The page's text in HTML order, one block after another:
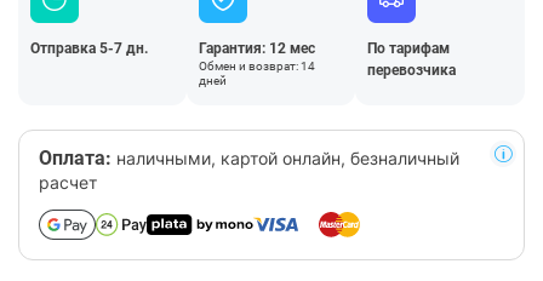
Отправка 5-7 дн. Гарантия: 12 мес
Обмен и возврат: 14
дней
По тарифам
перевозчика
Оплата: наличными, картой онлайн, безналичный
расчет